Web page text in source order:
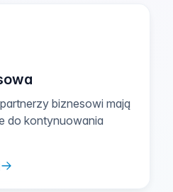
biznesowi mają
do kontynuowania